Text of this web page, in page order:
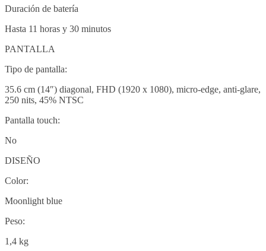
Duración de batería
Hasta 11 horas y 30 minutos
PANTALLA
Tipo de pantalla:
35.6 cm (14″) diagonal, FHD (1920 x 1080), micro-edge, anti-glare,
250 nits, 45% NTSC
Pantalla touch:
No
DISEÑO
Color:
Moonlight blue
Peso:
1,4 kg